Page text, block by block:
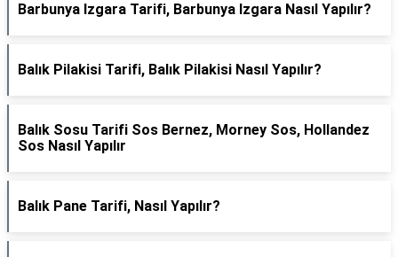
Barbunya Izgara Tarifi, Barbunya Izgara Nasıl Yapılır?
Balık Pilakisi Tarifi, Balık Pilakisi Nasıl Yapılır?
Balık Sosu Tarifi Sos Bernez, Morney Sos, Hollandez
Sos Nasıl Yapılır
Balık Pane Tarifi, Nasıl Yapılır?